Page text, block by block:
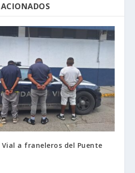
a franeleros del Puente